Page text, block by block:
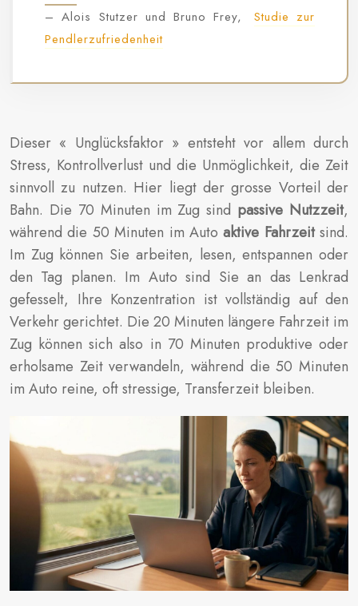
– Alois Stutzer und Bruno Frey,
Studie zur
Pendlerzufriedenheit
Dieser « Unglücksfaktor » entsteht vor allem durch
Stress, Kontrollverlust und die Unmöglichkeit, die Zeit
sinnvoll zu nutzen. Hier liegt der grosse Vorteil der
Bahn. Die 70 Minuten im Zug sind passive Nutzzeit,
während die 50 Minuten im Autoaktive Fahrzeitsind.
Im Zug können Sie arbeiten, lesen, entspannen oder
den Tag planen. Im Auto sind Sie an das Lenkrad
gefesselt, Ihre Konzentration ist vollständig auf den
Verkehr gerichtet. Die 20 Minuten längere Fahrzeit im
Zug können sich also in 70 Minuten produktive oder
erholsame Zeit verwandeln, während die 50 Minuten
im Auto reine, oft stressige, Transferzeit bleiben.